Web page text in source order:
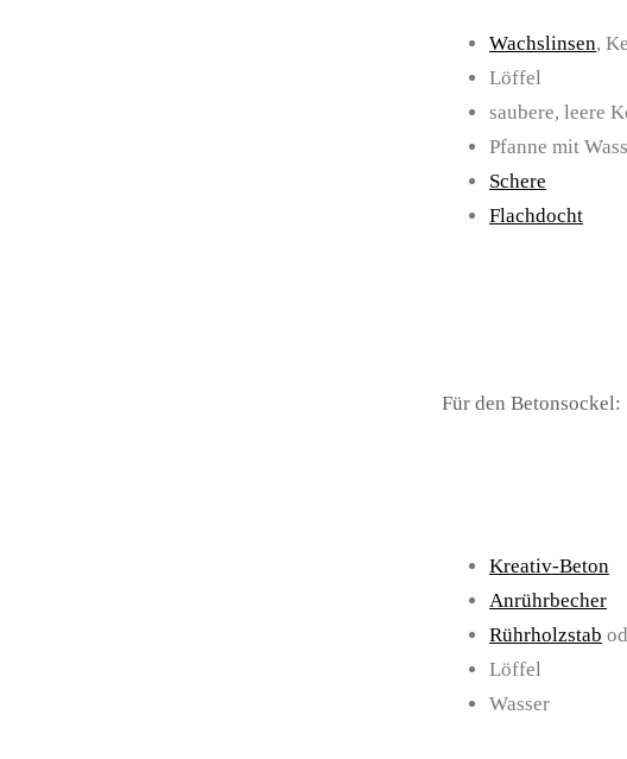
Wachslinsen,
Löffel
saubere, leere
Pfanne mit
Schere
Flachdocht
Für den Betonsockel:
Kreativ-Beton
Anrührbecher
Rührholzstab
Löffel
Wasser